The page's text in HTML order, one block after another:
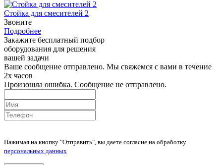
Стойка для смесителей 2
Звоните
Подробнее
Закажите бесплатный подбор
оборудования для решения
вашей задачи
Ваше сообщение отправлено. Мы свяжемся с вами в течение
2х часов
Произошла ошибка. Сообщение не отправлено.
Нажимая на кнопку "Отправить", вы даете согласие на обработку
персональных данных